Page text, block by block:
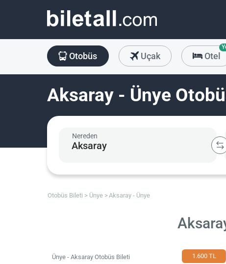
Otobüs Uçak Otel
Aksaray - Ünye
Nereden
Otobüs Bileti Ünye Aksaray - Ünye
Ünye - Aksaray Otobüs Bileti 1.600 TL